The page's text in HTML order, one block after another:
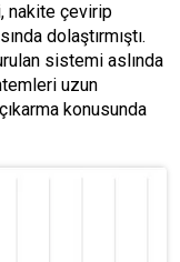
nakite çevirip
dolaştırmıştı.
sistemi aslında
uzun
konusunda